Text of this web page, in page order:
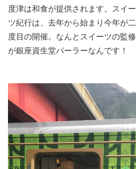
度津は和食が提供されます。スイー
ツ紀行は、去年から始まり今年が二
度目の開催。なんとスイーツの監修
が銀座資生堂パーラーなんです！